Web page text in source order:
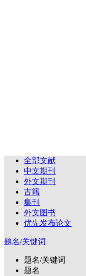
全部文献
中文期刊
外文期刊
古籍
集刊
外文图书
优先发布论文
题名/关键词
题名/关键词
题名